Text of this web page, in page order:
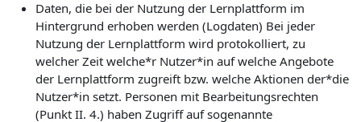
Daten, die bei der Nutzung der Lernplattform im
Hintergrund erhoben werden (Logdaten) Bei jeder
Nutzung der Lernplattform wird protokolliert, zu
welcher Zeit welche*r Nutzer*in auf welche Angebote
der Lernplattform zugreift bzw. welche Aktionen der*die
Nutzer*in setzt. Personen mit Bearbeitungsrechten
(Punkt II. 4.) haben Zugriff auf sogenannte